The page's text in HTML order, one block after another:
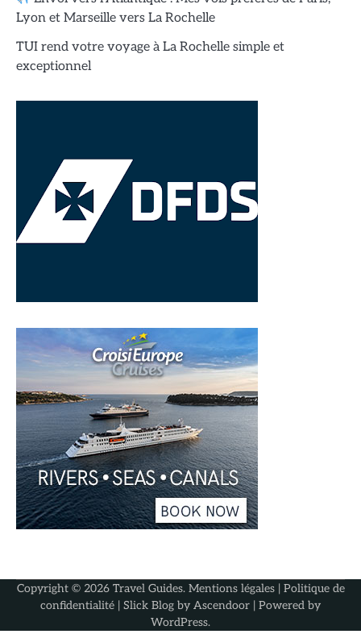
Lyon et Marseille vers La Rochelle
TUI rend votre voyage à La Rochelle simple et
exceptionnel
Copyright © 2026 Travel Guides. Mentions légales| Politique de
confidentialité | Slick Blog by Ascendoor | Powered by
WordPress.